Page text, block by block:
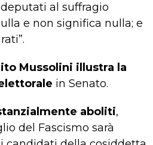
al suffragio
e non significa nulla; e
Mussolini illustra la
in Senato.
aboliti,
del Fascismo sarà